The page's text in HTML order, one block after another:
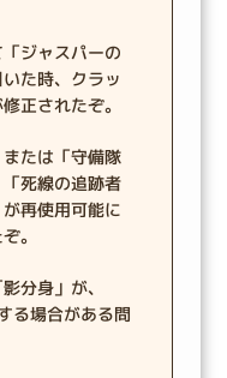
ジャスパーの
た時、クラッ
正されたぞ。
または「守備隊
死線の追跡者
再使用可能に
。
分身」が、
る場合がある問